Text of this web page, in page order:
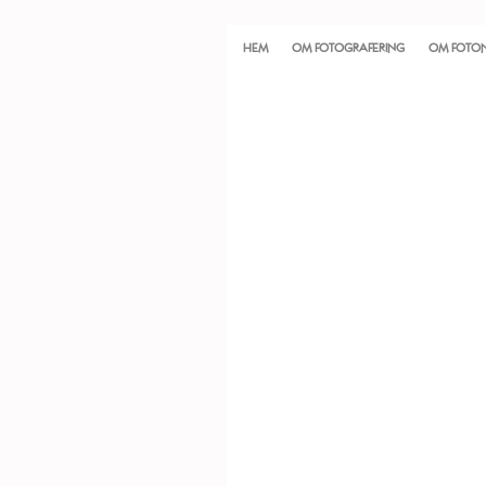
HEM OM FOTOGRAFERING OM